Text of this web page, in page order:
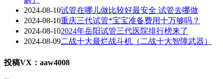
2024-08-10试管在哪儿做比较好最安全 试管去哪做
2024-08-10重庆三代试管*宝宝准备费用十万够吗？
2024-08-102024年岳阳试管三代医院排行榜来了
2024-08-09二战十大最烂战斗机（二战十大智障武器）
投稿VX：aaw4008